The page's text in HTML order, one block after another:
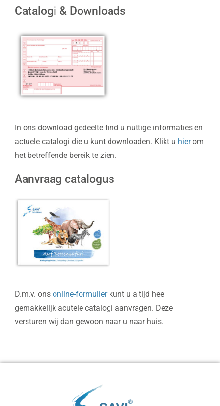
Catalogi & Downloads
In ons download gedeelte find u nuttige informaties en
actuele catalogi die u kunt downloaden. Klikt u hierom
het betreffende bereik te zien.
Aanvraag catalogus
D.m.v. ons online-formulierkunt u altijd heel
gemakkelijk acutele catalogi aanvragen. Deze
versturen wij dan gewoon naar u naar huis.